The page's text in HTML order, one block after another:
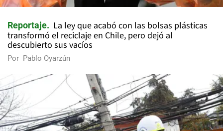
Reportaje
La ley que acabó con las bolsas plásticas
transformó el reciclaje en Chile, pero dejó al
descubierto sus vacíos
Por Pablo Oyarzún